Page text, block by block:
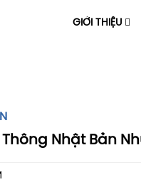
GIỚI THIỆU
Nhật Bản